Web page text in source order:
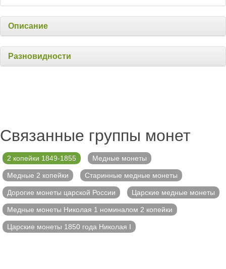
Описание
Разновидности
Связанные группы монет
2 копейки 1849-1855 Медные монеты
Медные 2 копейки Старинные медные монеты
Дорогие монеты царской России Царские медные монеты
Медные монеты Николая 1 номиналом 2 копейки
Царские монеты 1850 года Николая I